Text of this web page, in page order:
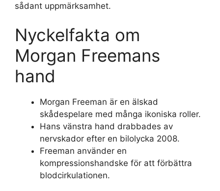
sådant uppmärksamhet.
Nyckelfakta om
Morgan Freemans
hand
Morgan Freeman är en älskad
skådespelare med många ikoniska roller.
Hans vänstra hand drabbades av
nervskador efter en bilolycka 2008.
Freeman använder en
kompressionshandske för att förbättra
blodcirkulationen.